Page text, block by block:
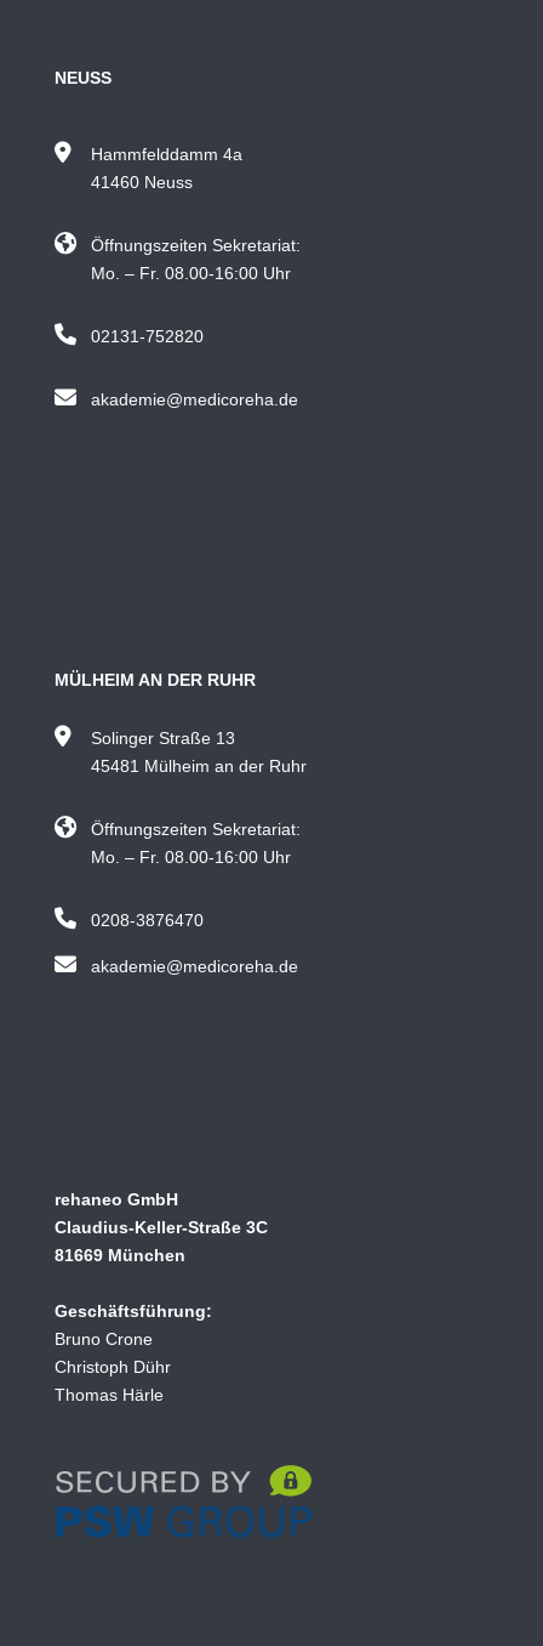
NEUSS
Hammfelddamm 4a
41460 Neuss
Öffnungszeiten Sekretariat:
Mo. – Fr. 08.00-16:00 Uhr
02131-752820
akademie@medicoreha.de
MÜLHEIM AN DER RUHR
Solinger Straße 13
45481 Mülheim an der Ruhr
Öffnungszeiten Sekretariat:
Mo. – Fr. 08.00-16:00 Uhr
0208-3876470
akademie@medicoreha.de
rehaneo GmbH
Claudius-Keller-Straße 3C
81669 München
Geschäftsführung:
Bruno Crone
Christoph Dühr
Thomas Härle